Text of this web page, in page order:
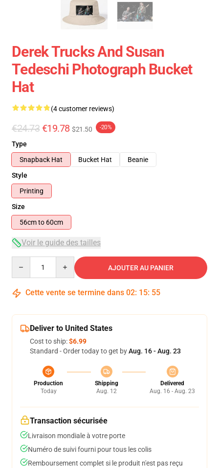
Derek Trucks And Susan
Tedeschi Photograph Bucket
Hat
(4 customer reviews)
€24.73 €19.78 $21.50 -20%
Type
Snapback Hat
Bucket Hat
Beanie
Style
Printing
Size
56cm to 60cm
Voir le guide des tailles
AJOUTER AU PANIER
Cette vente se termine dans 02: 15: 54
Deliver to United States
Cost to ship:$6.99
Standard - Order today to get byAug. 16 - Aug. 23
Production
Today
Shipping
Aug. 12
Delivered
Aug. 16 - Aug. 23
Transaction sécurisée
Livraison mondiale à votre porte
Numéro de suivi fourni pour tous les colis
Remboursement complet si le produit n'est pas reçu